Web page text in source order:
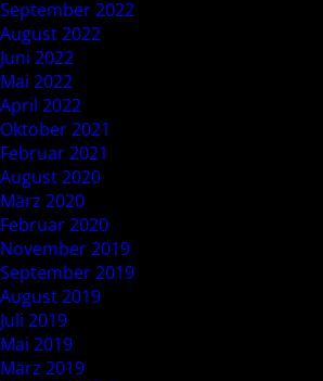
September 2022
August 2022
Juni 2022
Mai 2022
April 2022
Oktober 2021
Februar 2021
August 2020
März 2020
Februar 2020
November 2019
September 2019
August 2019
Juli 2019
Mai 2019
März 2019